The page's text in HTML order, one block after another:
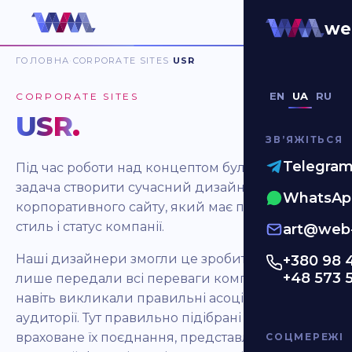
EN UA RU
ЗВʼЯЖІТЬСЯ
+380 98
+48 573
СОЦМЕРЕЖІ
ГОЛОВНА CORPORATE SITES USR
CORPORATE SITES
USR.
Під час роботи над концептом була поставлена
задача створити сучасний дизайн
корпоративного сайту, який має підкреслити
стиль і статус компанії.
Наші дизайнери змогли це зробити! Вони не
лише передали всі переваги компанії, але й
навіть викликали правильні асоціації у цільової
аудиторії. Тут правильно підібрані кольори та
враховане їх поєднання, представлений